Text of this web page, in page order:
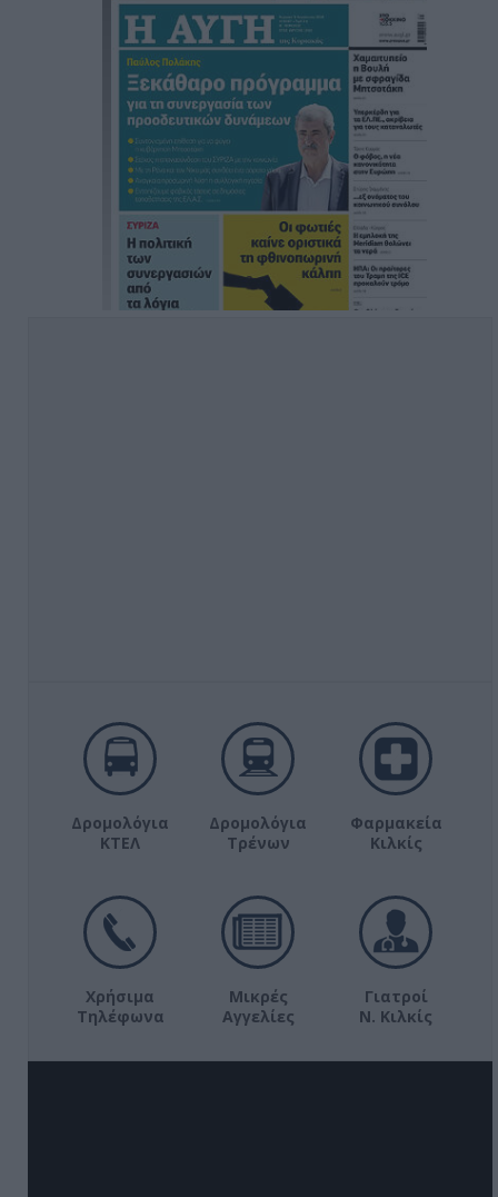
Δρομολόγια
ΚΤΕΛ
Δρομολόγια
Τρένων
Φαρμακεία
Κιλκίς
Χρήσιμα
Τηλέφωνα
Μικρές
Αγγελίες
Γιατροί
Ν. Κιλκίς